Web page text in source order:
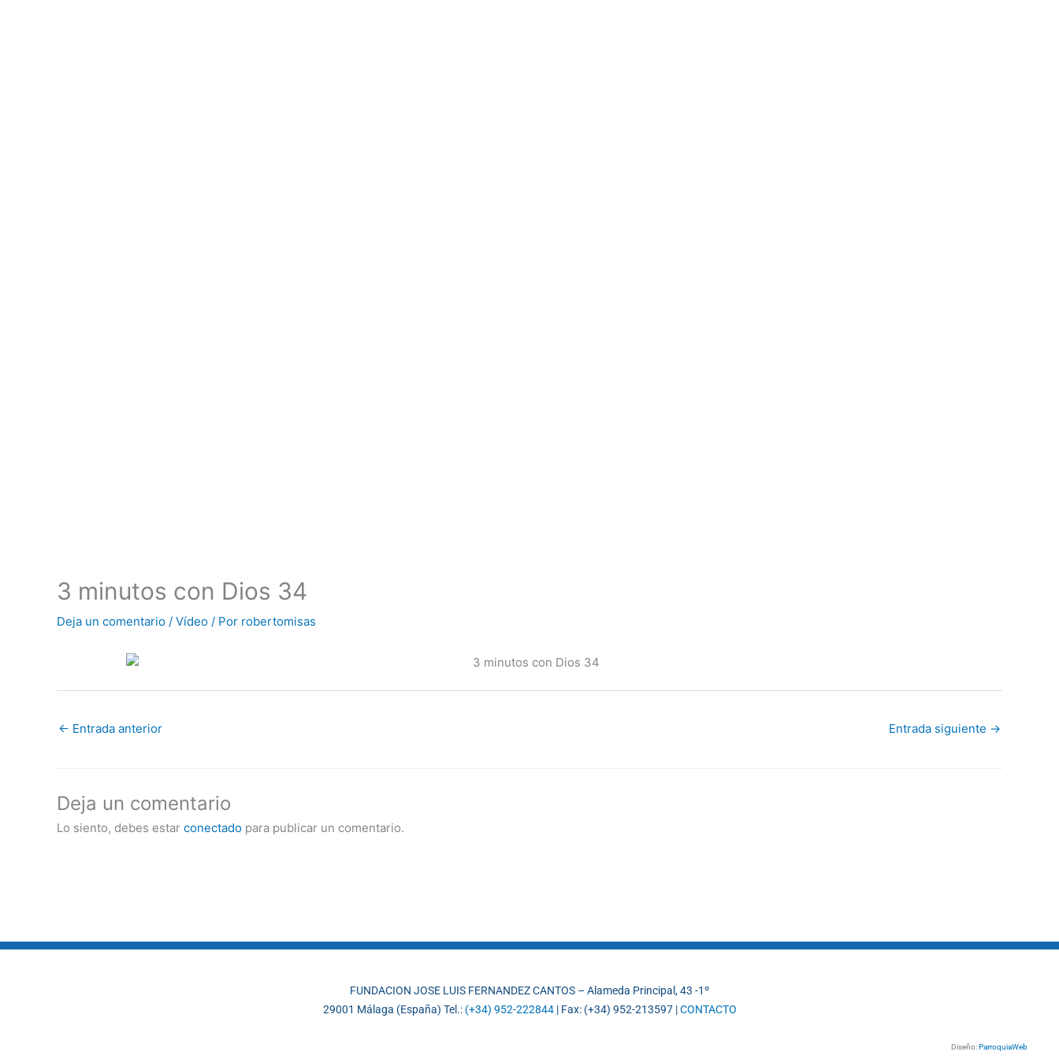
3 minutos con Dios 34
Deja un comentario / Vídeo / Por robertomisas
← Entrada anterior Entrada siguiente →
Deja un comentario
Lo siento, debes estar conectado para publicar un comentario.
FUNDACION JOSE LUIS FERNANDEZ CANTOS – Alameda Principal, 43 -1º
29001 Málaga (España) Tel.: (+34) 952-222844| Fax: (+34) 952-213597 |CONTACTO
Diseño:ParroquiaWeb